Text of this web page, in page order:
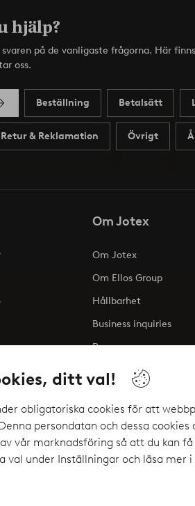
ditt val!
obligatoriska cookies för att
persondatan och dessa
vår marknadsföring så att du kan
val under Inställningar och läsa mer i
hjälp?
på de vanligaste frågorna. Här
oss.
Beställning Betalsätt
Retur & Reklamation Övrigt
Om Jotex
Om Jotex
Om Ellos Group
Hållbarhet
Business inquiries
Press
- Betala direkt eller
mer om våra betalalternativ